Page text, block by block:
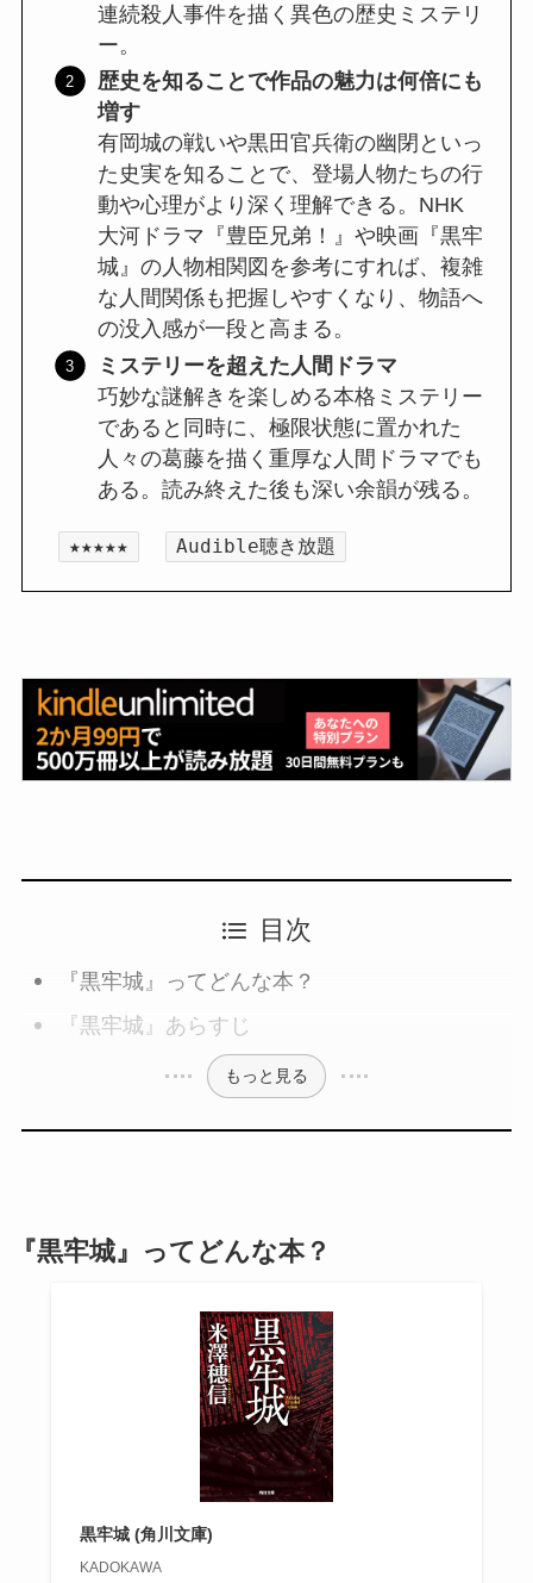
連続殺人事件を描く異色の歴史ミステリ
ー。
歴史を知ることで作品の魅力は何倍にも
増す
有岡城の戦いや黒田官兵衛の幽閉といっ
た史実を知ることで、登場人物たちの行
動や心理がより深く理解できる。NHK
大河ドラマ『豊臣兄弟！』や映画『黒牢
城』の人物相関図を参考にすれば、複雑
な人間関係も把握しやすくなり、物語へ
の没入感が一段と高まる。
ミステリーを超えた人間ドラマ
巧妙な謎解きを楽しめる本格ミステリー
であると同時に、極限状態に置かれた
人々の葛藤を描く重厚な人間ドラマでも
ある。読み終えた後も深い余韻が残る。
★★★★★ Audible聴き放題
目次
『黒牢城』ってどんな本？
『黒牢城』あらすじ
もっと見る
『黒牢城』ってどんな本？
黒牢城 (角川文庫)
KADOKAWA